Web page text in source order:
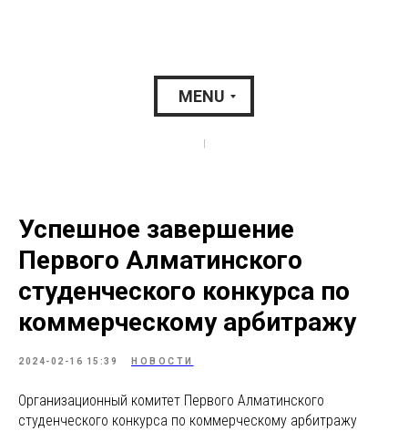
|
MENU
Успешное завершение
Первого Алматинского
студенческого конкурса по
коммерческому арбитражу
2024-02-16 15:39 НОВОСТИ
Организационный комитет Первого Алматинского
студенческого конкурса по коммерческому арбитражу